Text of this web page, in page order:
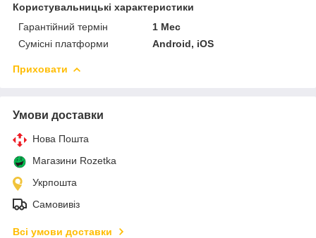
Користувальницькі характеристики
Гарантійний термін
1 Мес
Сумісні платформи
Android, iOS
Приховати
Умови доставки
Нова Пошта
Магазини Rozetka
Укрпошта
Самовивіз
Всі умови доставки